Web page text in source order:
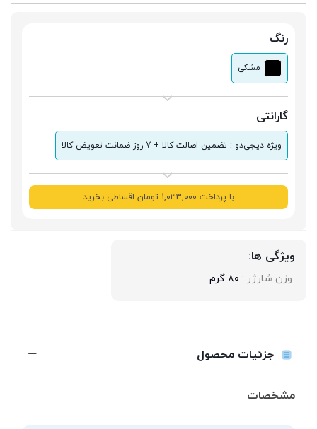
رنگ
مشکی
گارانتی
ویژه دیجی‌دو : تضمین اصالت کالا + 7 روز ضمانت تعویض کالا
با پرداخت 1,033,000 تومان اقساطی بخرید
ویژگی ها:
وزن شارژر : ۸۰ گرم
جزئیات محصول
مشخصات